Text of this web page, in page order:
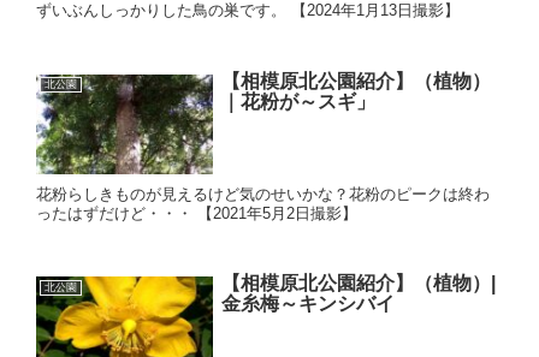
ずいぶんしっかりした鳥の巣です。 【2024年1月13日撮影】
北公園
【相模原北公園紹介】（植物）
｜花粉が～スギ」
花粉らしきものが見えるけど気のせいかな？花粉のピークは終わ
ったはずだけど・・・ 【2021年5月2日撮影】
北公園
【相模原北公園紹介】（植物）|
金糸梅～キンシバイ